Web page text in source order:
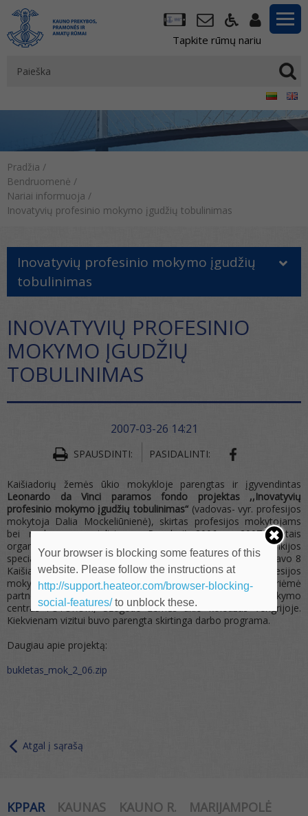
Tapkite rūmų nariu
Pradžia /
Bendruomenė /
Nariai informuoja /
Inovatyvių profesinio mokymo įgudžių tobulinimas
Inovatyvių profesinio mokymo įgudžių
tobulinimas
INOVATYVIŲ PROFESINIO
MOKYMO ĮGUDŽIŲ
TOBULINIMAS
2007-03-26 14:21
SPAUSDINTI: PASIDALINTI:
Kaišiadorių žemės ūkio mokykloje parengtas ir įgyvendintas
Leonardo da Vinci paramos fondo projektas ,,Inovatyvių
profesinio mokymo įgudžių tobulinimas“ (vadovas- vyr. profesijos
mokytoja Dalia Mockeliūnienė), skirtas profesijos mokytojams
bei mokymo specialistams. Pagal jį 2006 – 2007 metais
organizuoti mainų vizitai į Vengrijos, Latvijos ir Lenkijos
specialistų, darbininkų rengimo įstaigas. Stažuotėse dalyvavavo 8
Kaišiadorių ŽŪM, 3 Vilkijos ŽŪM, 5 Aukštadvario ŽŪM profesijos
mokytojai bei mokymo specialistai . Tris mūsų delegacijas priėmė
partneriai: Rygos maisto pramonės mokykla, Lenkijos mokymo
centras FUTURUM, Szegedo žemės ūkio koledžas Vengrijoje.
Kiekvienam vizitui buvo parengta skirtinga darbo programa.
Daugiau apie projektą:
bukletas_mok_2_06.zip
Atgal į sąrašą
KPPAR KAUNAS KAUNO R.
MARIJAMPOLĖ
Your browser is blocking some features of this
website. Please follow the instructions at
http://support.heateor.com/browser-blocking-
social-features/to unblock these.